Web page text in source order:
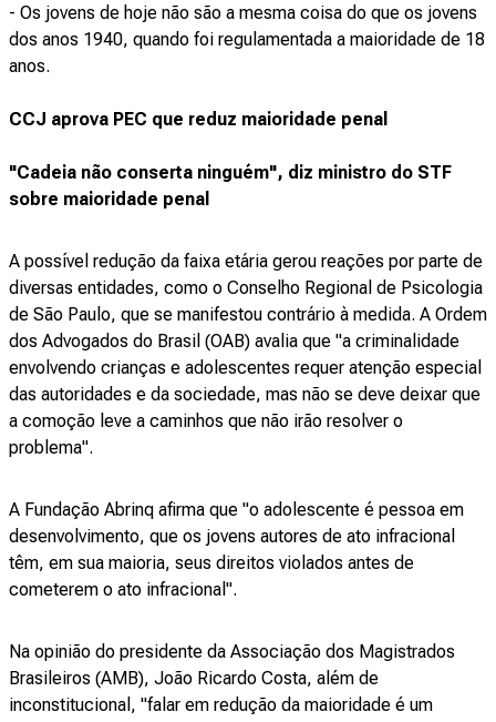
- Os jovens de hoje não são a mesma coisa do que os jovens
dos anos 1940, quando foi regulamentada a maioridade de 18
anos.
CCJ aprova PEC que reduz maioridade penal
"Cadeia não conserta ninguém", diz ministro do STF
sobre maioridade penal
A possível redução da faixa etária gerou reações por parte de
diversas entidades, como o Conselho Regional de Psicologia
de São Paulo, que se manifestou contrário à medida. A Ordem
dos Advogados do Brasil (OAB) avalia que "a criminalidade
envolvendo crianças e adolescentes requer atenção especial
das autoridades e da sociedade, mas não se deve deixar que
a comoção leve a caminhos que não irão resolver o
problema".
A Fundação Abrinq afirma que "o adolescente é pessoa em
desenvolvimento, que os jovens autores de ato infracional
têm, em sua maioria, seus direitos violados antes de
cometerem o ato infracional".
Na opinião do presidente da Associação dos Magistrados
Brasileiros (AMB), João Ricardo Costa, além de
inconstitucional, "falar em redução da maioridade é um